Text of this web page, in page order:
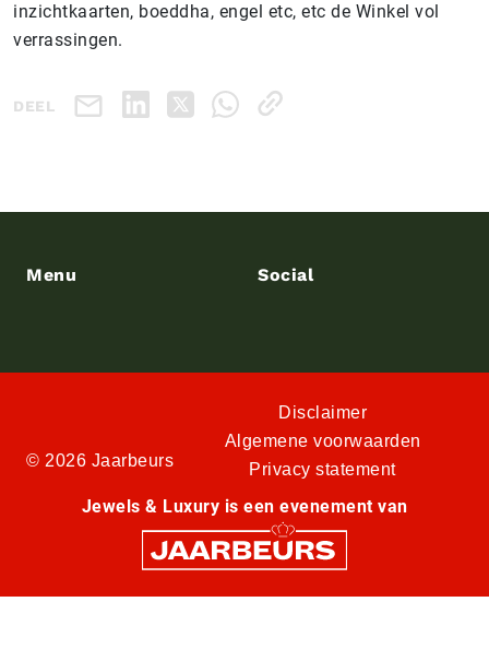
inzichtkaarten, boeddha, engel etc, etc de Winkel vol
verrassingen.
DEEL
Menu Social
© 2026 Jaarbeurs
Disclaimer
Algemene voorwaarden
Privacy statement
Jewels & Luxury is een evenement van